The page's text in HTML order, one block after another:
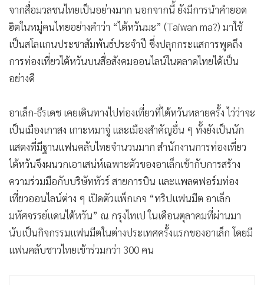
จากสื่อมวลชนไทยเป็นอย่างมาก นอกจากนี้ ยังมีการนำคำยอด
ฮิตในหมู่คนไทยอย่างคำว่า “ไต้หวันมะ” (Taiwan ma?) มาใช้
เป็นสโลแกนประชาสัมพันธ์ประจำปี ซึ่งปลุกกระแสการพูดถึง
การท่องเที่ยวไต้หวันบนสื่อสังคมออนไลน์ในตลาดไทยได้เป็น
อย่างดี
อาเล็ก-ธีรเดช เคยเดินทางไปท่องเที่ยวที่ไต้หวันหลายครั้ง ไว่ว่าจะ
เป็นเมืองเกาสง เกาะหมาจู่ และเมืองสำคัญอื่น ๆ ทั้งยังเป็นนัก
แสดงที่มีฐานแฟนคลับไทยจำนวนมาก สำนักงานการท่องเที่ยว
ไต้หวันจึงผนวกเอาเสน่ห์เฉพาะตัวของอาเล็กเข้ากับการสร้าง
ความร่วมมือกับบริษัททัวร์ สายการบิน และแพลตฟอร์มท่อง
เที่ยวออนไลน์ต่าง ๆ เปิดตัวแพ็กเกจ “ทริปแฟนมีต อาเล็ก
มหัศจรรย์แดนไต้หวัน” ณ กรุงไทเป ในเดือนตุลาคมที่ผ่านมา
นับเป็นกิจกรรมแฟนมีตในต่างประเทศครั้งแรกของอาเล็ก โดยมี
แฟนคลับชาวไทยเข้าร่วมกว่า 300 คน